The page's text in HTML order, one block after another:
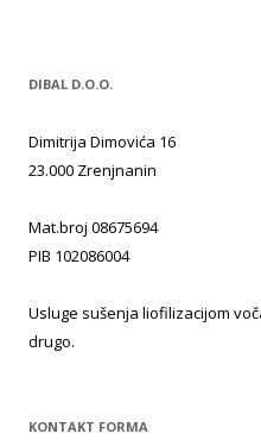
DIBAL D.O.O.
Dimitrija Dimovića 16
23.000 Zrenjnanin
Mat.broj 08675694
PIB 102086004
Usluge sušenja liofilizacijom
drugo.
KONTAKT FORMA